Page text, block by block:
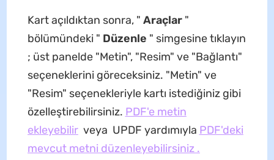
Kart açıldıktan sonra, " Araçlar"
bölümündeki " Düzenle " simgesine tıklayın
; üst panelde "Metin", "Resim" ve "Bağlantı"
seçeneklerini göreceksiniz. "Metin" ve
"Resim" seçenekleriyle kartı istediğiniz gibi
özelleştirebilirsiniz. PDF'e metin
ekleyebilirveya UPDF yardımıyla PDF'deki
mevcut metni düzenleyebilirsiniz .